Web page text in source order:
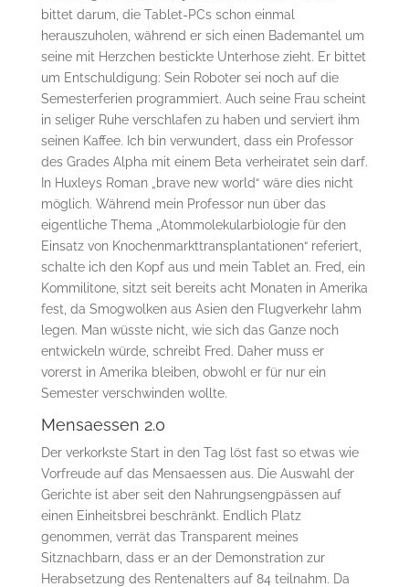
bittet darum, die Tablet-PCs schon einmal
herauszuholen, während er sich einen Bademantel um
seine mit Herzchen bestickte Unterhose zieht. Er bittet
um Entschuldigung: Sein Roboter sei noch auf die
Semesterferien programmiert. Auch seine Frau scheint
in seliger Ruhe verschlafen zu haben und serviert ihm
seinen Kaffee. Ich bin verwundert, dass ein Professor
des Grades Alpha mit einem Beta verheiratet sein darf.
In Huxleys Roman „brave new world“ wäre dies nicht
möglich. Während mein Professor nun über das
eigentliche Thema „Atommolekularbiologie für den
Einsatz von Knochenmarkttransplantationen“ referiert,
schalte ich den Kopf aus und mein Tablet an. Fred, ein
Kommilitone, sitzt seit bereits acht Monaten in Amerika
fest, da Smogwolken aus Asien den Flugverkehr lahm
legen. Man wüsste nicht, wie sich das Ganze noch
entwickeln würde, schreibt Fred. Daher muss er
vorerst in Amerika bleiben, obwohl er für nur ein
Semester verschwinden wollte.
Mensaessen 2.0
Der verkorkste Start in den Tag löst fast so etwas wie
Vorfreude auf das Mensaessen aus. Die Auswahl der
Gerichte ist aber seit den Nahrungsengpässen auf
einen Einheitsbrei beschränkt. Endlich Platz
genommen, verrät das Transparent meines
Sitznachbarn, dass er an der Demonstration zur
Herabsetzung des Rentenalters auf 84 teilnahm. Da